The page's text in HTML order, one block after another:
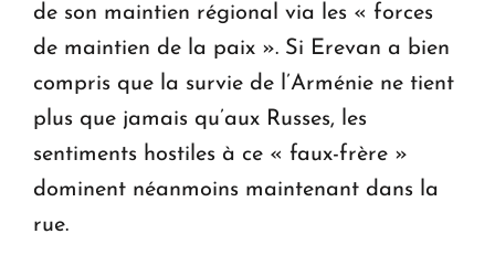
de son maintien régional via les « forces
de maintien de la paix ». Si Erevan a bien
compris que la survie de l’Arménie ne tient
plus que jamais qu’aux Russes, les
sentiments hostiles à ce « faux-frère »
dominent néanmoins maintenant dans la
rue.